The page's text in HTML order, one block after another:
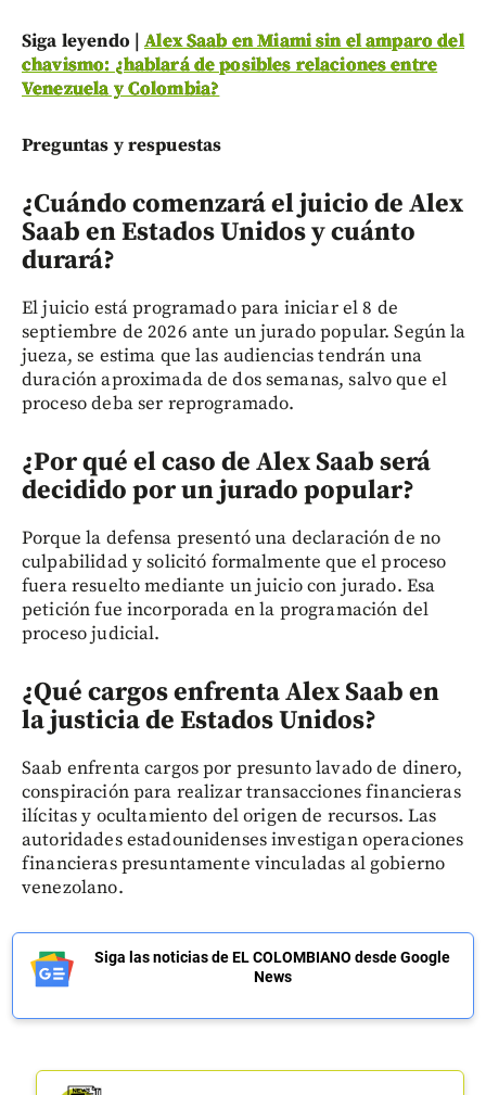
Siga leyendo |Alex Saab en Miami sin el amparo del
chavismo: ¿hablará de posibles relaciones entre
Venezuela y Colombia?
Preguntas y respuestas
¿Cuándo comenzará el juicio de Alex
Saab en Estados Unidos y cuánto
durará?
El juicio está programado para iniciar el 8 de
septiembre de 2026 ante un jurado popular. Según la
jueza, se estima que las audiencias tendrán una
duración aproximada de dos semanas, salvo que el
proceso deba ser reprogramado.
¿Por qué el caso de Alex Saab será
decidido por un jurado popular?
Porque la defensa presentó una declaración de no
culpabilidad y solicitó formalmente que el proceso
fuera resuelto mediante un juicio con jurado. Esa
petición fue incorporada en la programación del
proceso judicial.
¿Qué cargos enfrenta Alex Saab en
la justicia de Estados Unidos?
Saab enfrenta cargos por presunto lavado de dinero,
conspiración para realizar transacciones financieras
ilícitas y ocultamiento del origen de recursos. Las
autoridades estadounidenses investigan operaciones
financieras presuntamente vinculadas al gobierno
venezolano.
Siga las noticias de EL COLOMBIANO desde Google
News